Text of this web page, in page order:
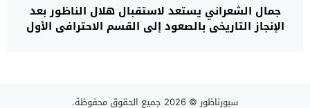
جمال الشعراني يستعد لاستقبال هلال الناظور بعد
الإنجاز التاريخي بالصعود إلى القسم الاحترافي الأول
سبورناظور© 2026 جميع الحقوق محفوظة.